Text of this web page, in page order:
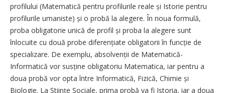
profilului (Matematică pentru profilurile reale și Istorie pentru
profilurile umaniste) și o probă la alegere. În noua formulă,
proba obligatorie unică de profil și proba la alegere sunt
înlocuite cu două probe diferențiate obligatorii în funcție de
specializare. De exemplu, absolvenții de Matematică-
Informatică vor susține obligatoriu Matematica, iar pentru a
doua probă vor opta între Informatică, Fizică, Chimie și
Biologie. La Științe Sociale, prima probă va fi Istoria, iar a doua